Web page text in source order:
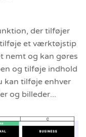
der tilføjer
et værktøjstip
nemt og kan gøres
og tilføje indhold
kan tilføje enhver
og billeder...